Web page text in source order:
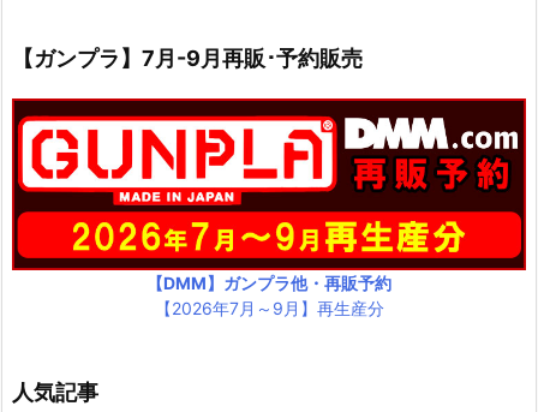
【ガンプラ】7月-9月再販･予約販売
【DMM】ガンプラ他・再販予約
【2026年7月～9月】再生産分
人気記事